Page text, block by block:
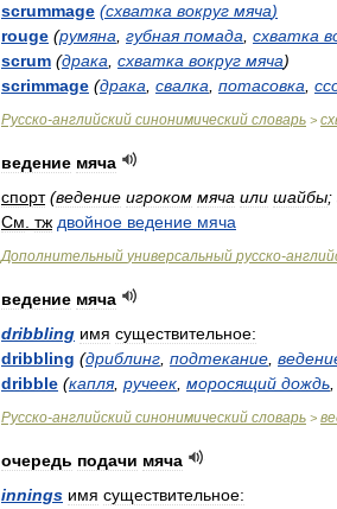
scrummage (схватка вокруг мяча)
rouge (румяна губная помада схватка
scrum (драка схватка вокруг мяча)
scrimmage (драка свалка потасовка
Русско-английский синонимический словарь >
ведение мяча
спорт (ведение игроком мяча или шайбы;
См тж двойное ведение мяча
Дополнительный универсальный русско-
ведение мяча
dribbling имя существительное:
dribbling (дриблинг подтекание
dribble (капля, ручеек моросящий дождь
Русско-английский синонимический словарь >
очередь подачи мяча
innings имя существительное: